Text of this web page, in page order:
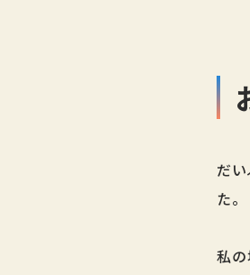
だ
た。
私